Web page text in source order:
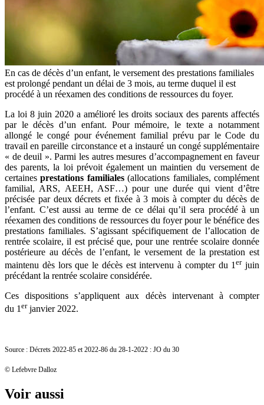
En cas de décès d’un enfant, le versement des prestations familiales
est prolongé pendant un délai de 3 mois, au terme duquel il est
procédé à un réexamen des conditions de ressources du foyer.
La loi 8 juin 2020 a amélioré les droits sociaux des parents affectés
par le décès d’un enfant. Pour mémoire, le texte a notamment
allongé le congé pour événement familial prévu par le Code du
travail en pareille circonstance et a instauré un congé supplémentaire
« de deuil ». Parmi les autres mesures d’accompagnement en faveur
des parents, la loi prévoit également un maintien du versement de
certainesprestations familiales(allocations familiales, complément
familial, ARS, AEEH, ASF…) pour une durée qui vient d’être
précisée par deux décrets et fixée à 3 mois à compter du décès de
l’enfant. C’est aussi au terme de ce délai qu’il sera procédé à un
réexamen des conditions de ressources du foyer pour le bénéfice des
prestations familiales. S’agissant spécifiquement de l’allocation de
rentrée scolaire, il est précisé que, pour une rentrée scolaire donnée
postérieure au décès de l’enfant, le versement de la prestation est
maintenu dès lors que le décès est intervenu à compter du 1erjuin
précédant la rentrée scolaire considérée.
Ces dispositions s’appliquent aux décès intervenant à compter
du 1 erjanvier 2022.
Source : Décrets 2022-85 et 2022-86 du 28-1-2022 : JO du 30
© Lefebvre Dalloz
Voir aussi